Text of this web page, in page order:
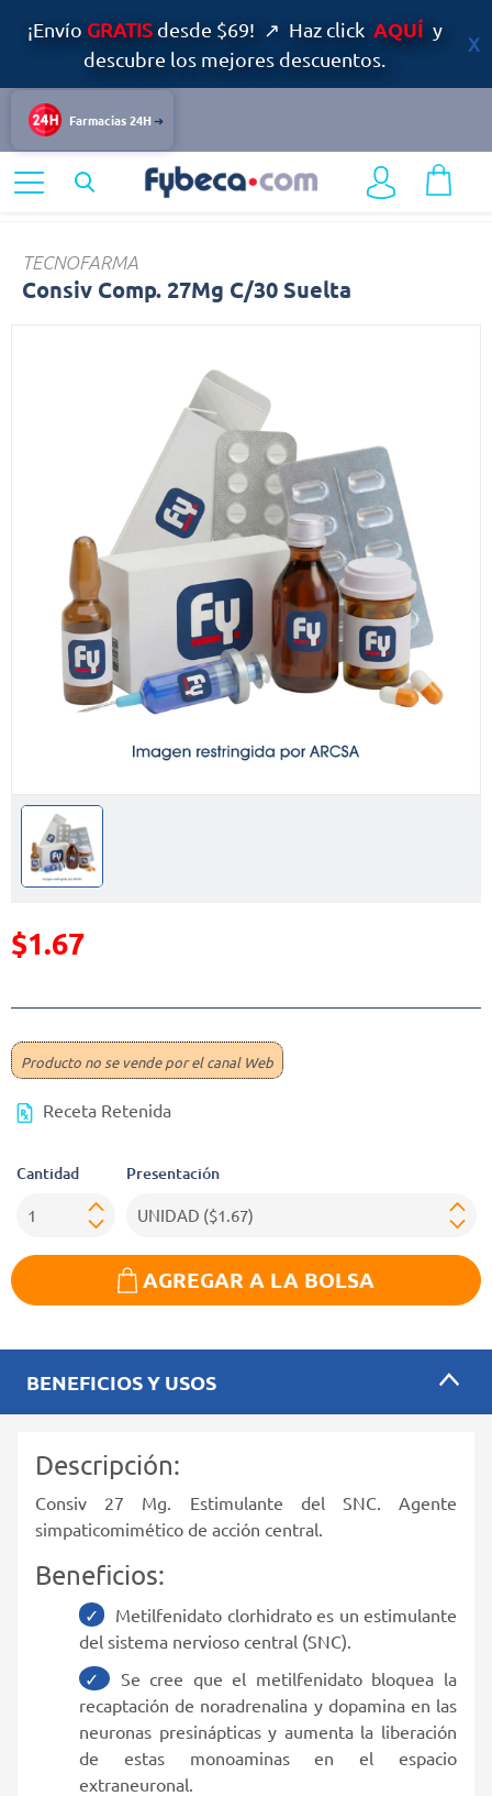
¡Envío GRATISdesde $69! ↗ Haz click AQUÍ y
descubre los mejores descuentos.
Farmacias 24H
Sistema Nervioso
TECNOFARMA
Consiv Comp. 27Mg C/30 Suelta
Precio reducido de
$1.67
Producto no se vende por el canal Web
Receta Retenida
Cantidad Presentación
AGREGAR A LA BOLSA
BENEFICIOS Y USOS
Descripción:
Consiv 27 Mg. Estimulante del SNC. Agente
simpaticomimético de acción central.
Beneficios:
Metilfenidato clorhidrato es un estimulante
del sistema nervioso central (SNC).
Se cree que el metilfenidato bloquea la
recaptación de noradrenalina y dopamina en las
neuronas presinápticas y aumenta la liberación
de estas monoaminas en el espacio
extraneuronal.